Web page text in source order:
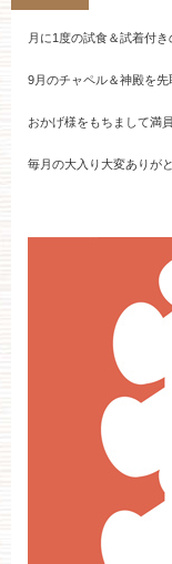
そ
小林楼の結婚
月に1度の試食＆試着付
9月のチャペル＆神殿を
おかげ様をもちまして満
毎月の大入り大変ありが